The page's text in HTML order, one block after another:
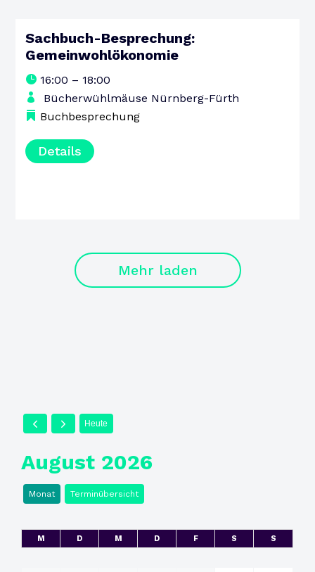
15
SAMSTAG
Sachbuch-Besprechung:
Gemeinwohlökonomie
16:00 – 18:00
Bücherwühlmäuse Nürnberg-Fürth
Buchbesprechung
Details
Mehr laden
Heute
August 2026
Monat Terminübersicht
M D M D F S S